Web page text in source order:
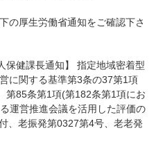
の厚生労働省通知をご確認下さ
保健課長通知】 指定地域密着型
に関する基準第3条の37第1項
第85条第1項(第182条第1項にお
運営推進会議を活用した評価の
、老振発第0327第4号、老老発